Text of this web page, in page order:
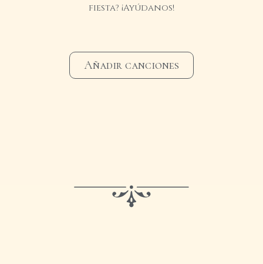
fiesta? ¡Ayúdanos!
Añadir canciones